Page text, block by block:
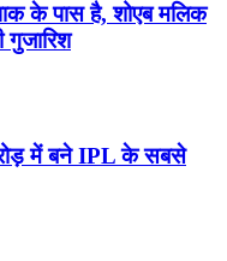
के पास है, शोएब मलिक
में बने IPL के सबसे